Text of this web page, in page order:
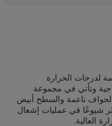
لدرجات الحرارة
وتأتي في مجموعة
السماكة من 10 إلى 30 مم. الحواف ناعمة والسطح أبيض
شيوعًا في عمليات إشعال
العالية.